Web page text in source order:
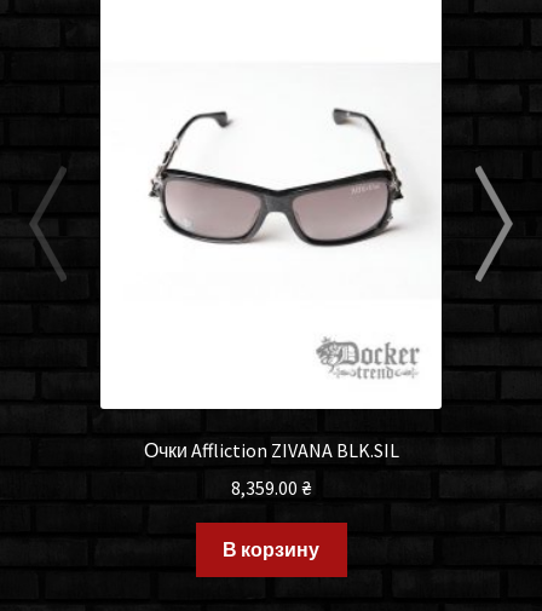
Очки Affliction ZIVANA BLK.SIL
8,359.00 ₴
В корзину